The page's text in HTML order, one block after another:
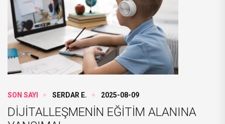
SON SAYI SERDAR E. 2025-08-09
DİJİTALLEŞMENİN EĞİTİM ALANINA